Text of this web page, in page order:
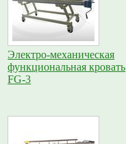
Электро-механическая
функциональная кровать
FG-3